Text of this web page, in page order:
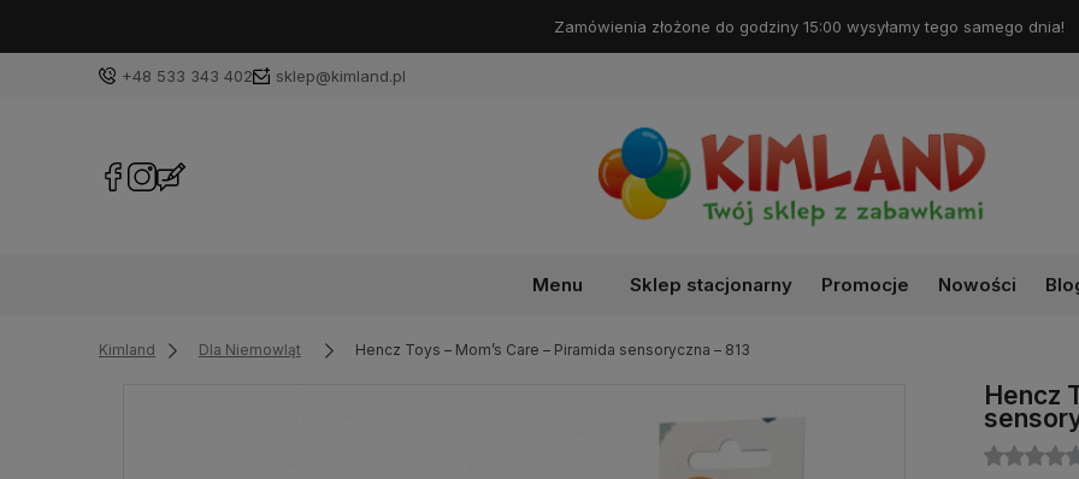
Darmowa dostawa od 99 zł!
+48 533 343 402 sklep@kimland.pl
Menu Sklep stacjonarny Promocje Nowości
Kimland Dla Niemowląt Hencz Toys – Mom’s Care – Piramida sensoryczna – 813
Hencz